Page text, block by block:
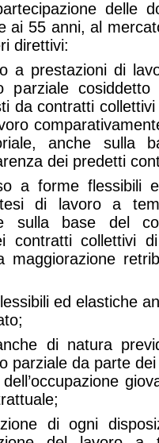
delle
ai 55 anni, al
direttivi:
a prestazioni di
parziale
da contratti
anche sulla
dei predetti
a forme flessibili
di lavoro a
sulla base del
contratti
ed elastiche
di natura
parziale da parte
di ogni